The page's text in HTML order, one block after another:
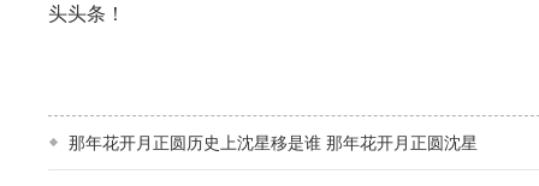
头头条！
那年花开月正圆历史上沈星移是谁 那年花开月正圆沈星